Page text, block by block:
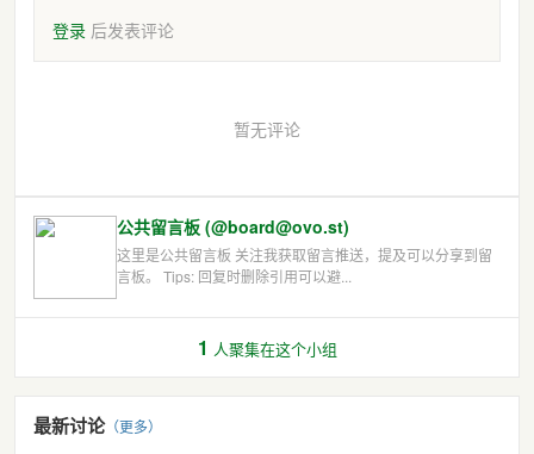
登录 后发表评论
暂无评论
公共留言板 (@board@ovo.st)
这里是公共留言板 关注我获取留言推送，提及可以分享到留
言板。 Tips: 回复时删除引用可以避...
1 人聚集在这个小组
最新讨论（更多）